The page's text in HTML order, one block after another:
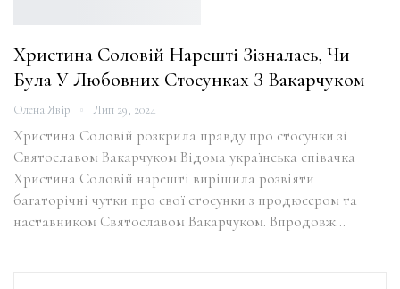
Христина Соловій Нарешті Зізналась, Чи
Була У Любовних Стосунках З Вакарчуком
Олена Явір Лип 29, 2024
Христина Соловій розкрила правду про стосунки зі
Святославом Вакарчуком Відома українська співачка
Христина Соловій нарешті вирішила розвіяти
багаторічні чутки про свої стосунки з продюсером та
наставником Святославом Вакарчуком. Впродовж…